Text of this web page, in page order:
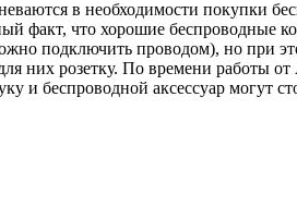
в необходимости покупки
факт, что хорошие беспроводные
подключить проводом), но при
них розетку. По времени работы
и беспроводной аксессуар могут